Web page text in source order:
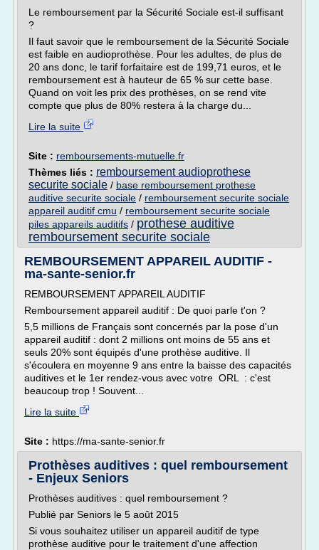
Le remboursement par la Sécurité Sociale est-il suffisant
?
Il faut savoir que le remboursement de la Sécurité Sociale
est faible en audioprothèse. Pour les adultes, de plus de
20 ans donc, le tarif forfaitaire est de 199,71 euros, et le
remboursement est à hauteur de 65 % sur cette base.
Quand on voit les prix des prothèses, on se rend vite
compte que plus de 80% restera à la charge du...
Lire la suite
Site : remboursements-mutuelle.fr
Thèmes liés : remboursement audioprothese
securite sociale / base remboursement prothese
auditive securite sociale / remboursement securite sociale
appareil auditif cmu / remboursement securite sociale
piles appareils auditifs / prothese auditive
remboursement securite sociale
REMBOURSEMENT APPAREIL AUDITIF -
ma-sante-senior.fr
REMBOURSEMENT APPAREIL AUDITIF
Remboursement appareil auditif : De quoi parle t'on ?
5,5 millions de Français sont concernés par la pose d'un
appareil auditif : dont 2 millions ont moins de 55 ans et
seuls 20% sont équipés d'une prothèse auditive. Il
s'écoulera en moyenne 9 ans entre la baisse des capacités
auditives et le 1er rendez-vous avec votre ORL : c'est
beaucoup trop ! Souvent...
Lire la suite
Site : https://ma-sante-senior.fr
Prothèses auditives : quel remboursement
- Enjeux Seniors
Prothèses auditives : quel remboursement ?
Publié par Seniors le 5 août 2015
Si vous souhaitez utiliser un appareil auditif de type
prothèse auditive pour le traitement d'une affection